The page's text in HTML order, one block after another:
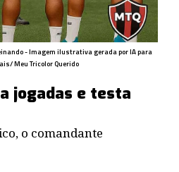
- Imagem ilustrativa gerada por IA para
Meu Tricolor Querido
jogadas e testa
o comandante